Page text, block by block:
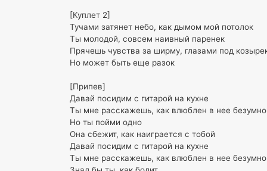
[Куплет 2]
Тучами затянет небо, как дымом мой потолок
Ты молодой, совсем наивный паренек
Прячешь чувства за ширму, глазами под
Но может быть еще разок
[Припев]
Давай посидим с гитарой на кухне
Ты мне расскажешь, как влюблен в нее безумно
Но ты пойми одно
Она сбежит, как наиграется с тобой
Давай посидим с гитарой на кухне
Ты мне расскажешь, как влюблен в нее безумно